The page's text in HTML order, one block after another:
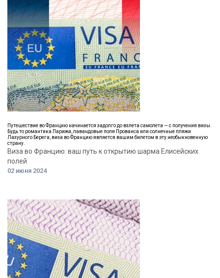
Путешествие во Францию начинается задолго до взлета самолета — с получения визы.
Будь то романтика Парижа, лавандовые поля Прованса или солнечные пляжи
Лазурного Берега, виза во Францию является вашим билетом в эту необыкновенную
страну.
Виза во Францию: ваш путь к открытию шарма Елисейских
полей
02 июня 2024